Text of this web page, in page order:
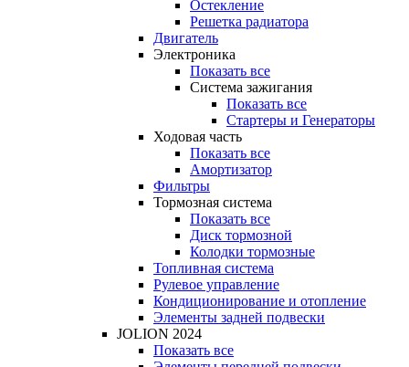
Остекление
Решетка радиатора
Двигатель
Электроника
Показать все
Система зажигания
Показать все
Стартеры и Генераторы
Ходовая часть
Показать все
Амортизатор
Фильтры
Тормозная система
Показать все
Диск тормозной
Колодки тормозные
Топливная система
Рулевое управление
Кондиционирование и отопление
Элементы задней подвески
JOLION 2024
Показать все